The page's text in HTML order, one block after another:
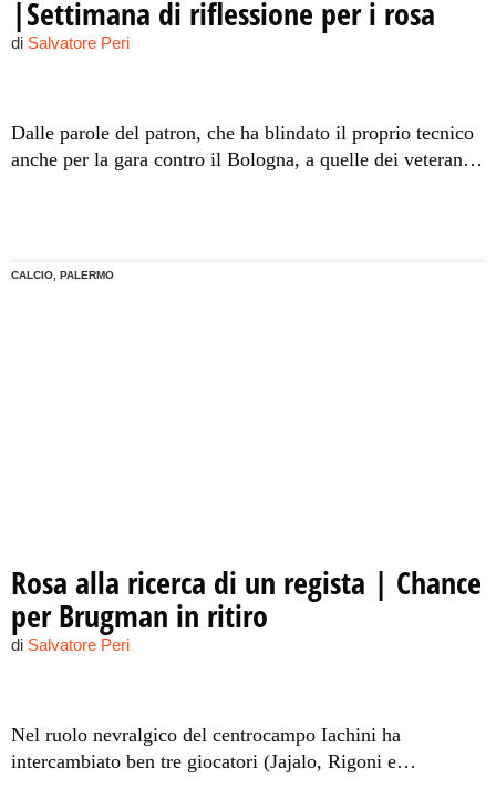
|Settimana di riflessione per i rosa
di Salvatore Peri
Dalle parole del patron, che ha blindato il proprio tecnico
anche per la gara contro il Bologna, a quelle dei veterani
CALCIO, PALERMO
Rosa alla ricerca di un regista | Chance
per Brugman in ritiro
di Salvatore Peri
Nel ruolo nevralgico del centrocampo Iachini ha
intercambiato ben tre giocatori (Jajalo, Rigoni e